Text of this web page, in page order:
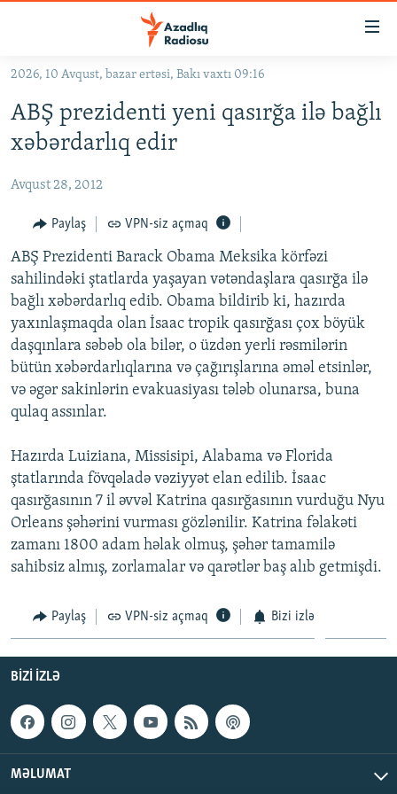
Əsas
qayıt
Əsas
qayıt
#İZAHLA
KORRUPSIOMETR
#ƏSLINDƏ
FƏRQƏ BAX
QANUNI DOĞRU
ARAŞDIRMA
MULTIMEDIA
VIDEO
FOTOQALEREYA
İNFOQRAFIKA
KARIKATURA
RADIO ARXIV
OXU ZALI
AZƏRBAYCAN ƏDƏBIYYATI KITABXANASI
İSLAM VƏ DEMOKRATIYA
İZ - MƏDƏNIYYƏT PROQRAMI
HAQQIMIZDA
MISSIYAMIZ
PEŞƏ ETIKASI VƏ JURNALISTIKA STANDARTLARIMIZ
MATERIALLARIMIZDAN ISTIFADƏ
AZADLIQRADIOSU MOBIL TELEFONUNUZDA
BIZIMLƏ ƏLAQƏ
XƏBƏR BÜLLETENLƏRIMIZ
RFE/RL-in bütün saytları
2026, 10 Avqust, bazar ertəsi, Bakı vaxtı 09:16
ABŞ prezidenti yeni qasırğa ilə bağlı
xəbərdarlıq edir
Avqust 28, 2012
Paylaş VPN-siz açmaq
ABŞ Prezidenti Barack Obama Meksika körfəzi
sahilindəki ştatlarda yaşayan vətəndaşlara qasırğa ilə
bağlı xəbərdarlıq edib. Obama bildirib ki, hazırda
yaxınlaşmaqda olan İsaac tropik qasırğası çox böyük
daşqınlara səbəb ola bilər, o üzdən yerli rəsmilərin
bütün xəbərdarlıqlarına və çağırışlarına əməl etsinlər,
və əgər sakinlərin evakuasiyası tələb olunarsa, buna
qulaq assınlar.
Hazırda Luiziana, Missisipi, Alabama və Florida
ştatlarında fövqəladə vəziyyət elan edilib. İsaac
qasırğasının 7 il əvvəl Katrina qasırğasının vurduğu Nyu
Orleans şəhərini vurması gözlənilir. Katrina fəlakəti
zamanı 1800 adam həlak olmuş, şəhər tamamilə
sahibsiz almış, zorlamalar və qarətlər baş alıb getmişdi.
Paylaş VPN-siz açmaq Bizi izlə
BIZI IZLƏ
MƏLUMAT